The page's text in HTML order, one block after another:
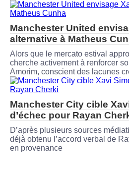
Manchester United
alternative à Matheus
Alors que le mercato estival
cherche activement à renforcer
Amorim, conscient des lacunes
Manchester City cible
d’échec pour Rayan
D’après plusieurs sources
déjà obtenu l’accord verbal de
en provenance